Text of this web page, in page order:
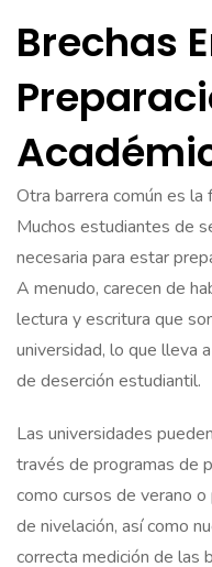
Brechas
Otra barrera común es la
Muchos estudiantes de
necesaria para estar
A menudo, carecen de
lectura y escritura que
universidad, lo que lleva
de deserción estudiantil.
Las universidades
través de programas de
como cursos de verano
de nivelación, así como
correcta medición de las